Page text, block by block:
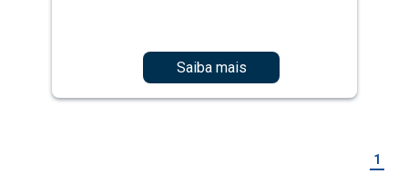
Saiba mais
1